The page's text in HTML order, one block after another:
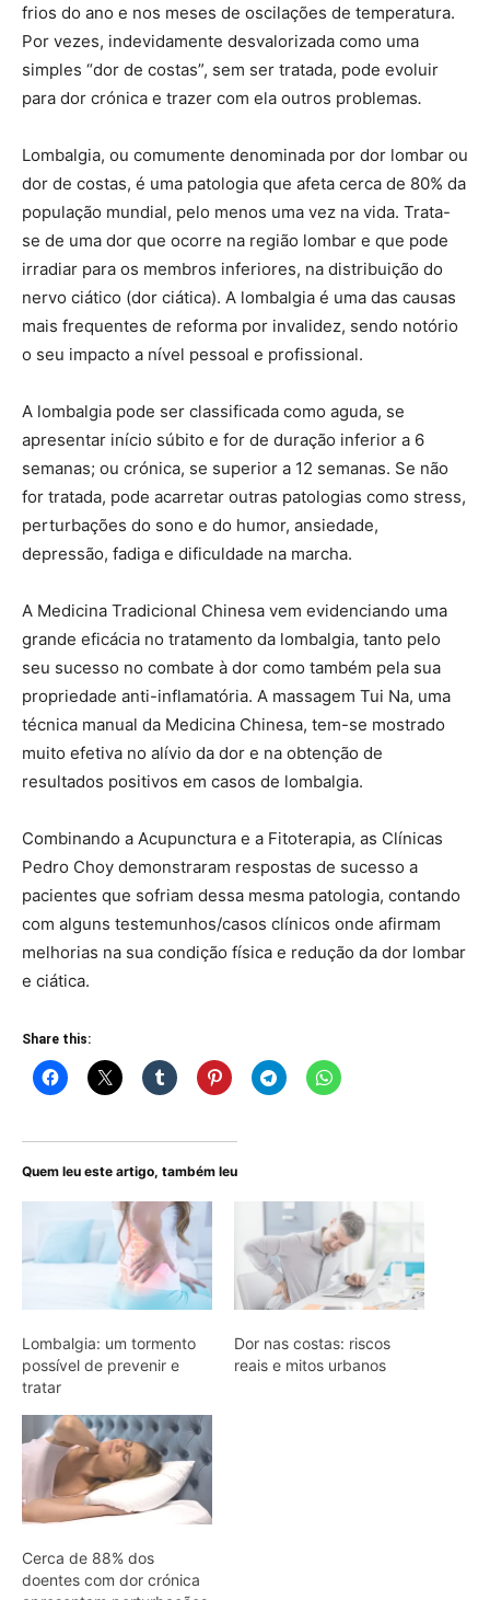
frios do ano e nos meses de oscilações de temperatura.
Por vezes, indevidamente desvalorizada como uma
simples “dor de costas”, sem ser tratada, pode evoluir
para dor crónica e trazer com ela outros problemas.
Lombalgia, ou comumente denominada por dor lombar ou
dor de costas, é uma patologia que afeta cerca de 80% da
população mundial, pelo menos uma vez na vida. Trata-
se de uma dor que ocorre na região lombar e que pode
irradiar para os membros inferiores, na distribuição do
nervo ciático (dor ciática). A lombalgia é uma das causas
mais frequentes de reforma por invalidez, sendo notório
o seu impacto a nível pessoal e profissional.
A lombalgia pode ser classificada como aguda, se
apresentar início súbito e for de duração inferior a 6
semanas; ou crónica, se superior a 12 semanas. Se não
for tratada, pode acarretar outras patologias como stress,
perturbações do sono e do humor, ansiedade,
depressão, fadiga e dificuldade na marcha.
A Medicina Tradicional Chinesa vem evidenciando uma
grande eficácia no tratamento da lombalgia, tanto pelo
seu sucesso no combate à dor como também pela sua
propriedade anti-inflamatória. A massagem Tui Na, uma
técnica manual da Medicina Chinesa, tem-se mostrado
muito efetiva no alívio da dor e na obtenção de
resultados positivos em casos de lombalgia.
Combinando a Acupunctura e a Fitoterapia, as Clínicas
Pedro Choy demonstraram respostas de sucesso a
pacientes que sofriam dessa mesma patologia, contando
com alguns testemunhos/casos clínicos onde afirmam
melhorias na sua condição física e redução da dor lombar
e ciática.
Share this:
Quem leu este artigo, também leu
Lombalgia: um tormento
possível de prevenir e
tratar
Dor nas costas: riscos
reais e mitos urbanos
Cerca de 88% dos
doentes com dor crónica